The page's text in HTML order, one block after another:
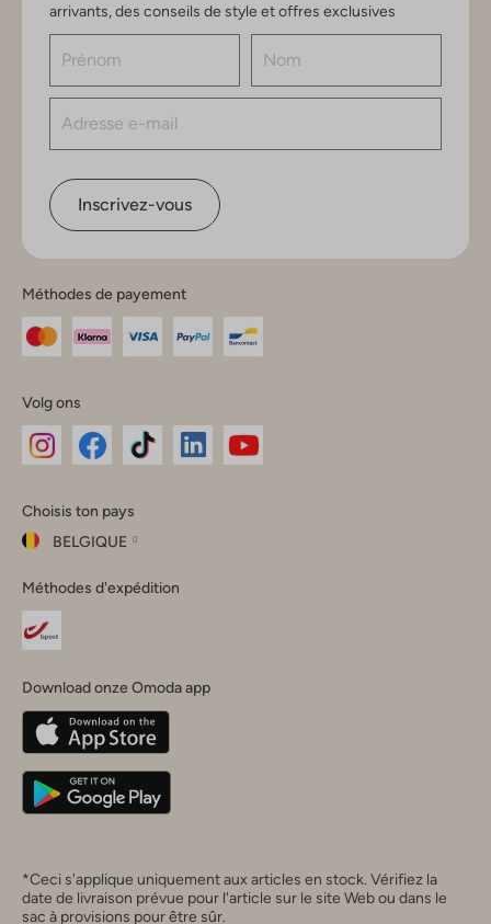
arrivants, des conseils de style et offres exclusives
Inscrivez-vous
Méthodes de payement
Volg ons
Instagram
Facebook
TikTok
Choisis ton pays
BELGIQUE
ton
pays
Fermer
Belgique(Français)
Deutschland
Méthodes d'expédition
Download onze Omoda app
*Ceci s'applique uniquement aux articles en stock. Vérifiez la
date de livraison prévue pour l'article sur le site Web ou dans le
sac à provisions pour être sûr.